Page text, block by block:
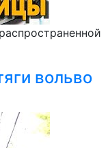
вольво